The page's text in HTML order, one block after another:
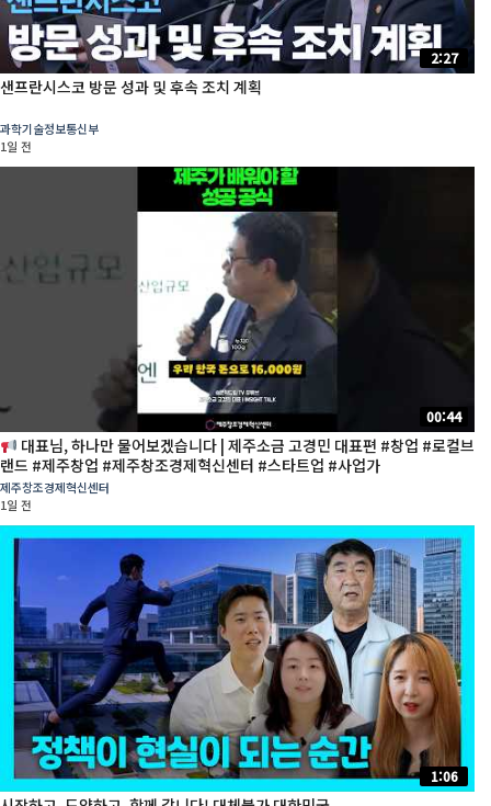
2:27
샌프란시스코 방문 성과 및 후속 조치 계획
과학기술정보통신부
1일 전
00:44
대표님, 하나만 물어보겠습니다 | 제주소금 고경민 대표편 #창업 #로컬브
랜드 #제주창업 #제주창조경제혁신센터 #스타트업 #사업가
제주창조경제혁신센터
1일 전
1:06